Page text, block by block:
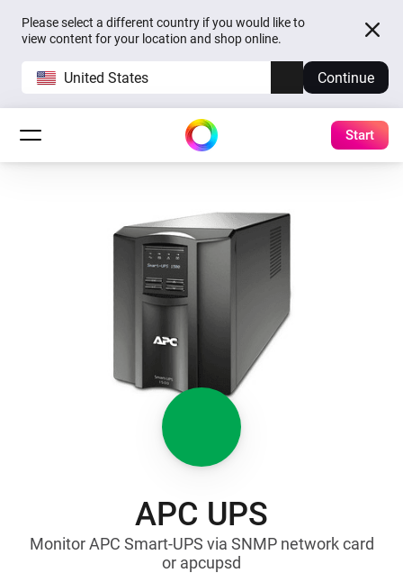
Please select a different country if you would like to
view content for your location and shop online.
United States Continue
Start
APC UPS
Monitor APC Smart-UPS via SNMP network card
or apcupsd